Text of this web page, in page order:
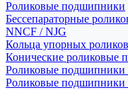
Роликовые подшипники
Бессепараторные
NNCF / NJG
Кольца упорных
Конические роликовые
Роликовые подшипники
Роликовые подшипники